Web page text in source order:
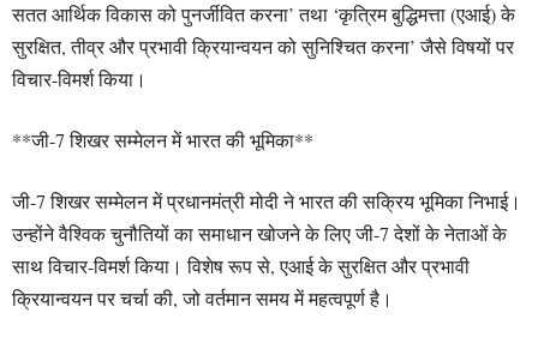
सतत आर्थिक विकास को पुनर्जीवित करना’ तथा ‘कृत्रिम बुद्धिमत्ता (एआई) के
सुरक्षित, तीव्र और प्रभावी क्रियान्वयन को सुनिश्चित करना’ जैसे विषयों पर
विचार-विमर्श किया।
**जी-7 शिखर सम्मेलन में भारत की भूमिका**
जी-7 शिखर सम्मेलन में प्रधानमंत्री मोदी ने भारत की सक्रिय भूमिका निभाई।
उन्होंने वैश्विक चुनौतियों का समाधान खोजने के लिए जी-7 देशों के नेताओं के
साथ विचार-विमर्श किया। विशेष रूप से, एआई के सुरक्षित और प्रभावी
क्रियान्वयन पर चर्चा की, जो वर्तमान समय में महत्वपूर्ण है।